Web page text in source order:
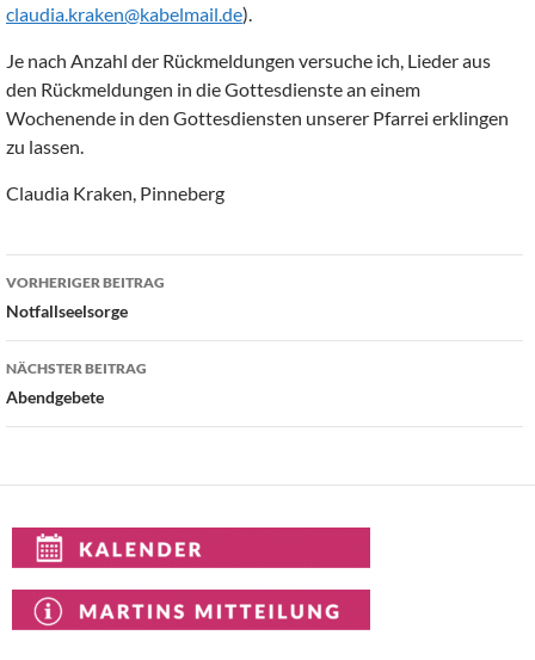
claudia.kraken@kabelmail.de).
Je nach Anzahl der Rückmeldungen versuche ich, Lieder aus
den Rückmeldungen in die Gottesdienste an einem
Wochenende in den Gottesdiensten unserer Pfarrei erklingen
zu lassen.
Claudia Kraken, Pinneberg
Beitragsnavigation
VORHERIGER BEITRAG
Notfallseelsorge
NÄCHSTER BEITRAG
Abendgebete